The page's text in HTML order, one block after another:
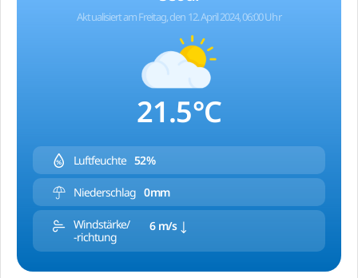
Aktualisiert am Freitag, den 12. April 2024, 06:00 Uhr
21.5°C
Luftfeuchte 52%
Niederschlag 0mm
Windstärke/
-richtung
6 m/s